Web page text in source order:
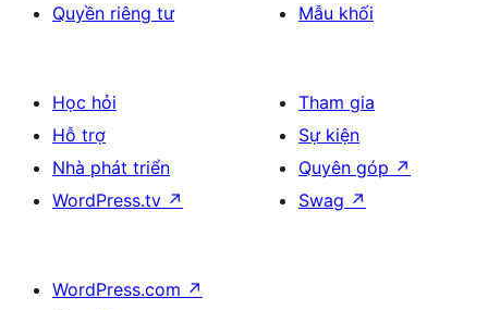
Quyền riêng tư
Mẫu khối
Học hỏi
Hỗ trợ
Nhà phát triển
WordPress.tv ↗
Tham gia
Sự kiện
Quyên góp ↗
Swag ↗
WordPress.com ↗